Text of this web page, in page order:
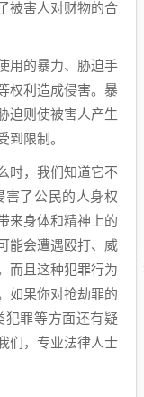
被害人对财物的合
用的暴力、胁迫手
权利造成侵害。暴
迫则使被害人产生
到限制。
时，我们知道它不
害了公民的人身权
来身体和精神上的
能会遭遇殴打、威
而且这种犯罪行为
如果你对抢劫罪的
犯罪等方面还有疑
们，专业法律人士